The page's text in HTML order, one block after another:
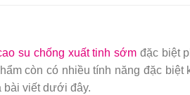
su chống xuất tinh sớm đặc biệt
còn có nhiều tính năng đặc
bài viết dưới đây.